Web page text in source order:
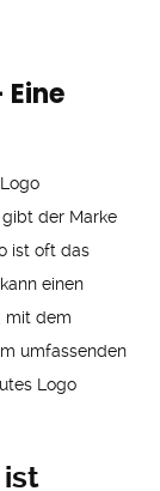
der Marke
ist oft das
einen
mit dem
umfassenden
Logo
ist